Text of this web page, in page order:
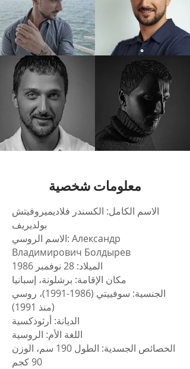
معلومات شخصية
الاسم الكامل: الكسندر فلاديميروفيتش
بولديريف
الاسم الروسي: Александр
Владимирович Болдырев
الميلاد: 28 نوفمبر 1986
مكان الإقامة: برشلونة، إسبانيا
الجنسية: سوفييتي (1986-1991)، روسي
(منذ 1991)
الديانة: أرثوذكسية
اللغة الأم: الروسية
الخصائص الجسدية: الطول 190 سم، الوزن
90 كجم